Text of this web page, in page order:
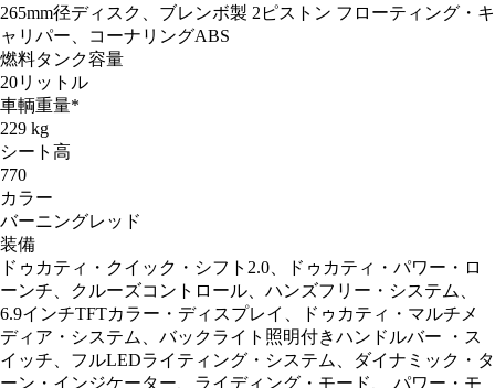
265mm径ディスク、ブレンボ製 2ピストン フローティング・キ
ャリパー、コーナリングABS
燃料タンク容量
20リットル
車輌重量*
229 kg
シート高
770
カラー
バーニングレッド
装備
ドゥカティ・クイック・シフト2.0、ドゥカティ・パワー・ロ
ーンチ、クルーズコントロール、ハンズフリー・システム、
6.9インチTFTカラー・ディスプレイ、ドゥカティ・マルチメ
ディア・システム、バックライト照明付きハンドルバー ・ス
イッチ、フルLEDライティング・システム、ダイナミック・タ
ーン・インジケーター、ライディング・モード、 パワー・モ